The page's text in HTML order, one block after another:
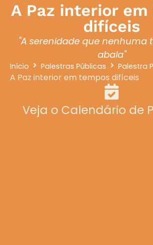
A Paz interior
difíceis
"A serenidade que nenhuma
abala"
Início Palestras Públicas Palestra
A Paz interior em tempos difíceis
Veja o Calendário de